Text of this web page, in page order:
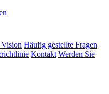
Häufig gestellte Fragen
Kontakt Werden Sie